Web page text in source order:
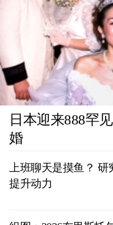
日本迎来888罕
婚
上班聊天是摸鱼？ 研
提升动力